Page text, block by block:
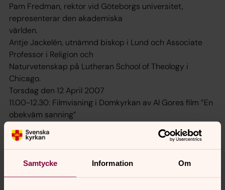
Samtycke Information Om
Pam Fredman, rektor vid Göteborgs universitet,
representerar den akademiska
världen.
Antje Jackelén, utnämnd biskop i Lund och Associate
Professor i Religion och
Naturvetenskap på Lutheran School of Theology i
Chicago.
Torsdag den 12 April 2007
11.00-12.30: Filmvisning i Domkyrkan av Al Gores film ”En
obekväm sanning”
15.30-17.00: Filmvisning i Domkyrkan av Al Gores film ”En
obekväm sanning”
Vår planet är hotad!